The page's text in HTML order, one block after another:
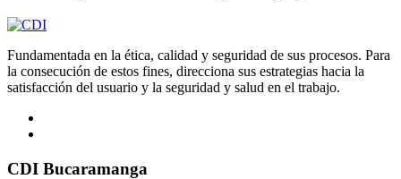
Fundamentada en la ética, calidad y seguridad de sus procesos. Para
la consecución de estos fines, direcciona sus estrategias hacia la
satisfacción del usuario y la seguridad y salud en el trabajo.
CDI Bucaramanga